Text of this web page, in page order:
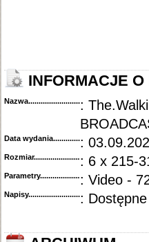
INFORMACJE O
Nazwa.............................................
:
Data wydania......................................
:
Rozmiar...........................................
: 6 x 215-
Parametry.........................................
: Video -
Napisy............................................
: